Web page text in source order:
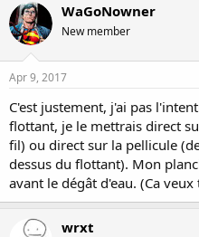
WaGoNowner
New member
Apr 9, 2017
C'est justement, j'ai pas
flottant, je le mettrais direct
fil) ou direct sur la pellicule
dessus du flottant). Mon
avant le dégât d'eau. (Ca
wrxt